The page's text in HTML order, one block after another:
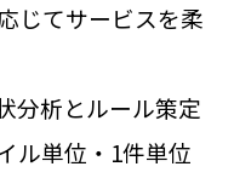
じてサービスを柔
分析とルール策定
ル単位・1件単位